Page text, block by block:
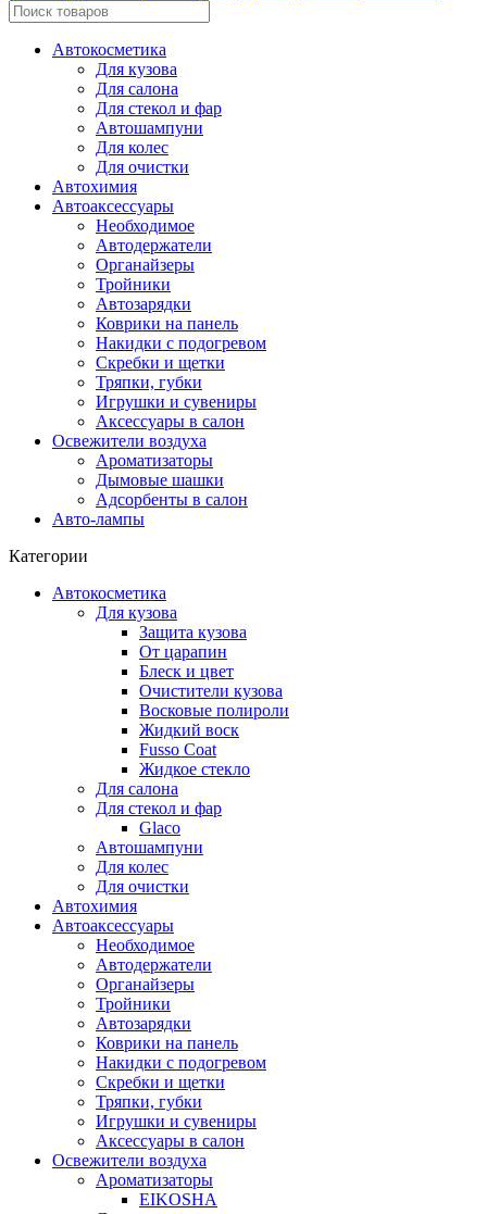
Автокосметика
Для кузова
Для салона
Для стекол и фар
Автошампуни
Для колес
Для очистки
Автохимия
Автоаксессуары
Необходимое
Автодержатели
Органайзеры
Тройники
Автозарядки
Коврики на панель
Накидки с подогревом
Скребки и щетки
Тряпки, губки
Игрушки и сувениры
Аксессуары в салон
Освежители воздуха
Ароматизаторы
Дымовые шашки
Адсорбенты в салон
Авто-лампы
Категории
Автокосметика
Для кузова
Защита кузова
От царапин
Блеск и цвет
Очистители кузова
Восковые полироли
Жидкий воск
Fusso Coat
Жидкое стекло
Для салона
Для стекол и фар
Glaco
Автошампуни
Для колес
Для очистки
Автохимия
Автоаксессуары
Необходимое
Автодержатели
Органайзеры
Тройники
Автозарядки
Коврики на панель
Накидки с подогревом
Скребки и щетки
Тряпки, губки
Игрушки и сувениры
Аксессуары в салон
Освежители воздуха
Ароматизаторы
EIKOSHA